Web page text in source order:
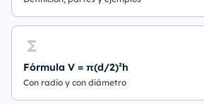
Fórmula V = π(d/2)²h
Con radio y con diámetro